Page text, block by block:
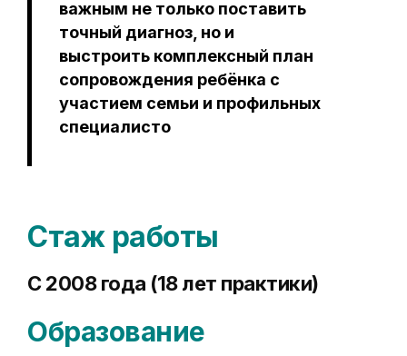
важным не только поставить
точный диагноз, но и
выстроить комплексный план
сопровождения ребёнка с
участием семьи и профильных
специалисто
Стаж работы
С 2008 года (18 лет практики)
Образование